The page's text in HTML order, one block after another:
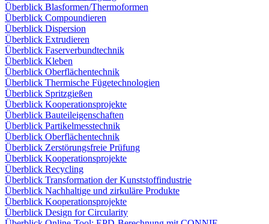
Überblick Blasformen/Thermoformen
Überblick Compoundieren
Überblick Dispersion
Überblick Extrudieren
Überblick Faserverbundtechnik
Überblick Kleben
Überblick Oberflächentechnik
Überblick Thermische Fügetechnologien
Überblick Spritzgießen
Überblick Kooperationsprojekte
Überblick Bauteileigenschaften
Überblick Partikelmesstechnik
Überblick Oberflächentechnik
Überblick Zerstörungsfreie Prüfung
Überblick Kooperationsprojekte
Überblick Recycling
Überblick Transformation der Kunststoffindustrie
Überblick Nachhaltige und zirkuläre Produkte
Überblick Kooperationsprojekte
Überblick Design for Circularity